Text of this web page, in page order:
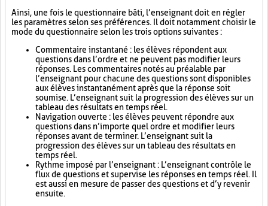
Ainsi, une fois le questionnaire bâti, l’enseignant doit en régler
les paramètres selon ses préférences. Il doit notamment choisir le
mode du questionnaire selon les trois options suivantes :
Commentaire instantané : les élèves répondent aux
questions dans l’ordre et ne peuvent pas modifier leurs
réponses. Les commentaires notés au préalable par
l’enseignant pour chacune des questions sont disponibles
aux élèves instantanément après que la réponse soit
soumise. L’enseignant suit la progression des élèves sur un
tableau des résultats en temps réel.
Navigation ouverte : les élèves peuvent répondre aux
questions dans n’importe quel ordre et modifier leurs
réponses avant de terminer. L’enseignant suit la
progression des élèves sur un tableau des résultats en
temps réel.
Rythme imposé par l’enseignant : L’enseignant contrôle le
flux de questions et supervise les réponses en temps réel. Il
est aussi en mesure de passer des questions et d’y revenir
ensuite.